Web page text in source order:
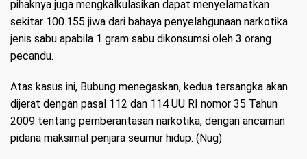
pihaknya juga mengkalkulasikan dapat menyelamatkan
sekitar 100.155 jiwa dari bahaya penyelahgunaan narkotika
jenis sabu apabila 1 gram sabu dikonsumsi oleh 3 orang
pecandu.
Atas kasus ini, Bubung menegaskan, kedua tersangka akan
dijerat dengan pasal 112 dan 114 UU RI nomor 35 Tahun
2009 tentang pemberantasan narkotika, dengan ancaman
pidana maksimal penjara seumur hidup. (Nug)